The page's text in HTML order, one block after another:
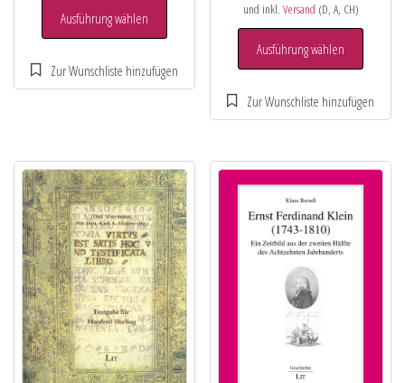
Ausführung wählen und inkl. Versand (D, A, CH)
Ausführung wählen